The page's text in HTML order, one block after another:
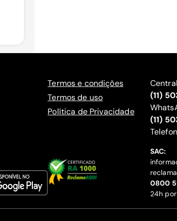
Termos e condições
Termos de uso
Política de Privacidade
(11)
(11)
SAC:
‍0800
24h